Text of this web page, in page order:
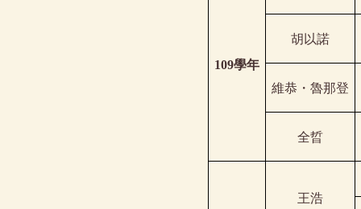
109學年
胡以諾
維恭・魯那登
全晢
王浩